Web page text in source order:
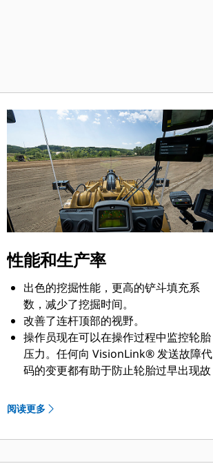
性能和生产率
出色的挖掘性能，更高的铲斗填充系
数，减少了挖掘时间。
改善了连杆顶部的视野。
操作员现在可以在操作过程中监控轮胎
压力。任何向 VisionLink® 发送故障代
码的变更都有助于防止轮胎过早出现故
方便且响应灵敏的电液压控制装置有助
阅读更多